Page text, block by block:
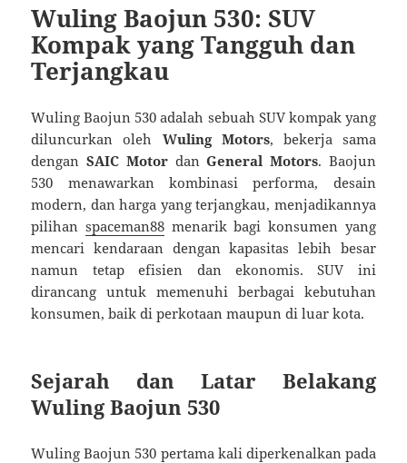
Wuling Baojun 530: SUV
Kompak yang Tangguh dan
Terjangkau
Wuling Baojun 530 adalah sebuah SUV kompak yang
diluncurkan oleh Wuling Motors, bekerja sama
denganSAIC MotordanGeneral Motors. Baojun
530 menawarkan kombinasi performa, desain
modern, dan harga yang terjangkau, menjadikannya
pilihanspaceman88 menarik bagi konsumen yang
mencari kendaraan dengan kapasitas lebih besar
namun tetap efisien dan ekonomis. SUV ini
dirancang untuk memenuhi berbagai kebutuhan
konsumen, baik di perkotaan maupun di luar kota.
Sejarah dan Latar Belakang
Wuling Baojun 530
Wuling Baojun 530 pertama kali diperkenalkan pada